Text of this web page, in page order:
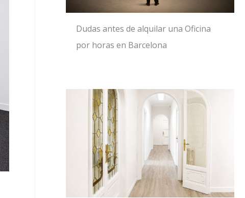
Dudas antes de alquilar una Oficina
por horas en Barcelona